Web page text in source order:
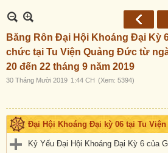
Băng Rôn Đại Hội Khoáng Đại Kỳ
chức tại Tu Viện Quảng Đức từ
20 đến 22 tháng 9 năm 2019
30 Tháng Mười 2019 1:44 CH (Xem: 5394)
Đại Hội Khoáng Đại kỳ 06 tại Tu Viện